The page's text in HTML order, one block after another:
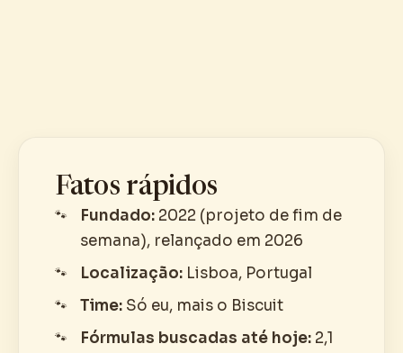
Fatos rápidos
Fundado: 2022 (projeto de fim de
semana), relançado em 2026
Localização: Lisboa, Portugal
Time: Só eu, mais o Biscuit
Fórmulas buscadas até hoje: 2,1